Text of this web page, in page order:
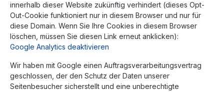
innerhalb dieser Website zukünftig verhindert (dieses Opt-
Out-Cookie funktioniert nur in diesem Browser und nur für
diese Domain. Wenn Sie Ihre Cookies in diesem Browser
löschen, müssen Sie diesen Link erneut anklicken):
Google Analytics deaktivieren
Wir haben mit Google einen Auftragsverarbeitungsvertrag
geschlossen, der den Schutz der Daten unserer
Seitenbesucher sicherstellt und eine unberechtigte